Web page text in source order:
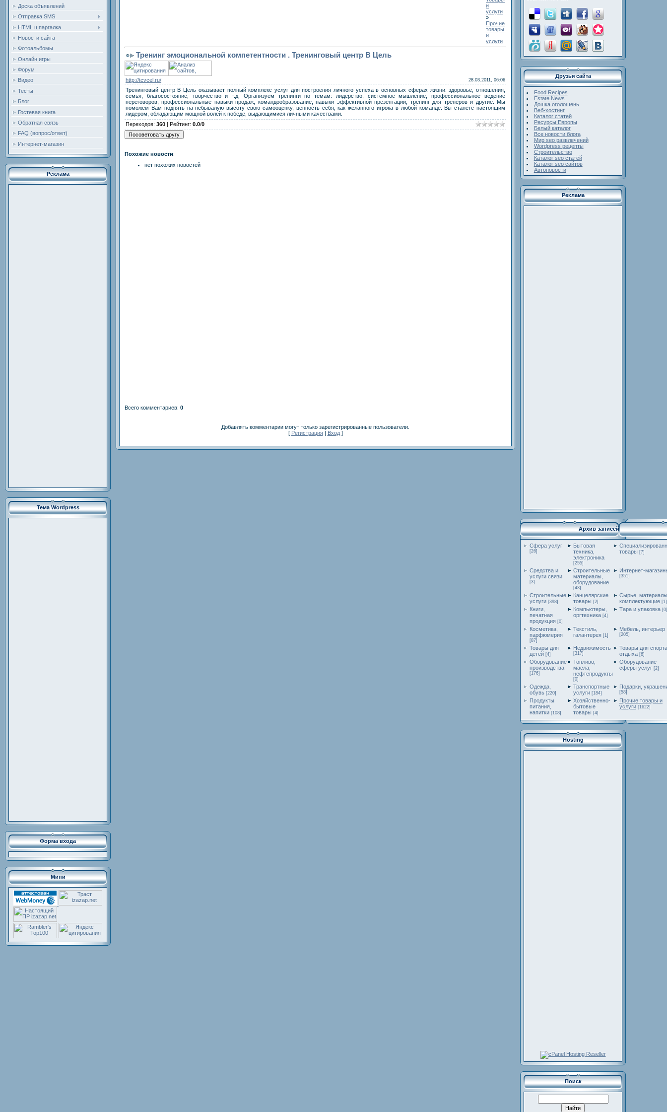
Доска объявлений
Отправка SMS
HTML шпаргалка
Новости сайта
Фотоальбомы
Онлайн игры
Форум
Видео
Тесты
Блог
Гостевая книга
Обратная связь
FAQ (вопрос/ответ)
Интернет-магазин
Реклама
Тема Wordpress
Форма входа
Мини
и
услуги
»
Прочие
товары
и
услуги
Тренинг эмоциональной компетентности . Тренинговый центр В Цель
http://tcvcel.ru/ 28.03.2011, 06:06
Тренинговый центр В Цель оказывает полный комплекс услуг для построения личного успеха в основных сферах жизни: здоровье, отношения,
семья, благосостояние, творчество и т.д. Организуем тренинги по темам: лидерство, системное мышление, профессиональное ведение
переговоров, профессиональные навыки продаж, командообразование, навыки эффективной презентации, тренинг для тренеров и другие. Мы
поможем Вам поднять на небывалую высоту свою самооценку, ценность себя, как желанного игрока в любой команде. Вы станете настоящим
лидером, обладающим мощной волей к победе, выдающимися личными качествами.
Переходов: 360 | Рейтинг: 0.0/0
Похожие новости:
нет похожих новостей
Всего комментариев: 0
Добавлять комментарии могут только зарегистрированные пользователи.
[ Регистрация| Вход]
Друзья сайта
Food Recipes
Estate News
Дошка оголошень
Веб-хостинг
Каталог статей
Ресурсы Европы
Белый каталог
Все новости блога
Мир seo развлечений
Wordpress рецепты
Строительство
Каталог seo статей
Каталог seo сайтов
Автоновости
Реклама
Архив записей
Cфера услуг
[26]
Бытовая
техника,
электроника
[255]
товары [7]
Средства и
услуги связи
[3]
Строительные
материалы,
оборудование
[43]
Интернет-
[351]
Строительные
услуги [398]
Канцелярские
товары [2]
Сырье,
комплектующие [1]
Книги,
печатная
продукция [0]
Компьютеры,
оргтехника [4]
Тара и упаковка [0]
Косметика,
парфюмерия
[87]
Текстиль,
галантерея [1]
Мебель, интерьер
[205]
Товары для
детей [4]
Недвижимость
[317]
Товары для
отдыха [6]
Оборудование
производства
[176]
Топливо,
масла,
нефтепродукты
[0]
Оборудование
сферы услуг [2]
Одежда,
обувь [220]
Транспортные
услуги [184]
Подарки,
[58]
Продукты
питания,
напитки [108]
Хозяйственно-
бытовые
товары [4]
Прочие товары и
услуги [1622]
Hosting
Поиск